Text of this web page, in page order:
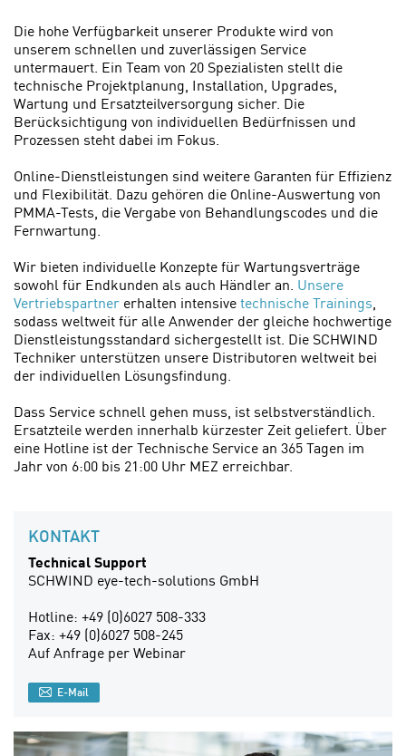
Die hohe Verfügbarkeit unserer Produkte wird von
unserem schnellen und zuverlässigen Service
untermauert. Ein Team von 20 Spezialisten stellt die
technische Projektplanung, Installation, Upgrades,
Wartung und Ersatzteilversorgung sicher. Die
Berücksichtigung von individuellen Bedürfnissen und
Prozessen steht dabei im Fokus.
Online-Dienstleistungen sind weitere Garanten für Effizienz
und Flexibilität. Dazu gehören die Online-Auswertung von
PMMA-Tests, die Vergabe von Behandlungscodes und die
Fernwartung.
Wir bieten individuelle Konzepte für Wartungsverträge
sowohl für Endkunden als auch Händler an. Unsere
Vertriebspartner erhalten intensive technische Trainings
sodass weltweit für alle Anwender der gleiche hochwertige
Dienstleistungsstandard sichergestellt ist. Die SCHWIND
Techniker unterstützen unsere Distributoren weltweit bei
der individuellen Lösungsfindung.
Dass Service schnell gehen muss, ist selbstverständlich.
Ersatzteile werden innerhalb kürzester Zeit geliefert. Über
eine Hotline ist der Technische Service an 365 Tagen im
Jahr von 6:00 bis 21:00 Uhr MEZ erreichbar.
KONTAKT
Technical Support
SCHWIND eye-tech-solutions GmbH
Hotline: +49 (0)6027 508-333
Fax: +49 (0)6027 508-245
Auf Anfrage per Webinar
E-Mail